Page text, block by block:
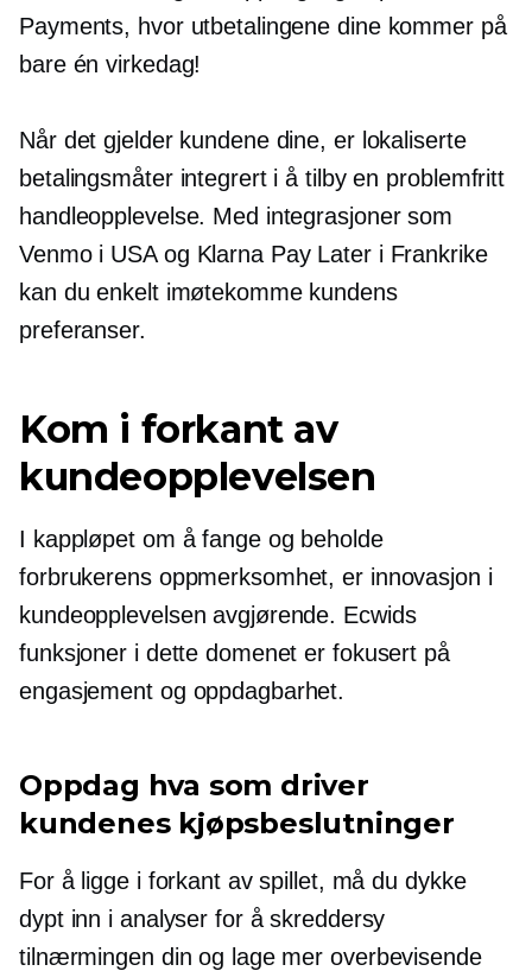
Payments, hvor utbetalingene dine kommer på
bare én virkedag!
Når det gjelder kundene dine, er lokaliserte
betalingsmåter integrert i å tilby en problemfritt
handleopplevelse. Med integrasjoner som
Venmo i USA og Klarna Pay Later i Frankrike
kan du enkelt imøtekomme kundens
preferanser.
Kom i forkant av
kundeopplevelsen
I kappløpet om å fange og beholde
forbrukerens oppmerksomhet, er innovasjon i
kundeopplevelsen avgjørende. Ecwids
funksjoner i dette domenet er fokusert på
engasjement og oppdagbarhet.
Oppdag hva som driver
kundenes kjøpsbeslutninger
For å ligge i forkant av spillet, må du dykke
dypt inn i analyser for å skreddersy
tilnærmingen din og lage mer overbevisende